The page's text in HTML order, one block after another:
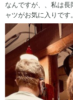
なんですが、、私は
ャツがお気に入りです。